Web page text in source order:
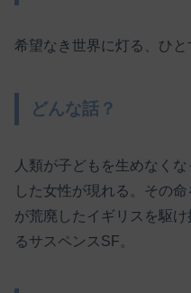
希望なき世界に灯る、ひと
どんな話？
人類が子どもを生めなく
した女性が現れる。その
が荒廃したイギリスを駆
るサスペンスSF。